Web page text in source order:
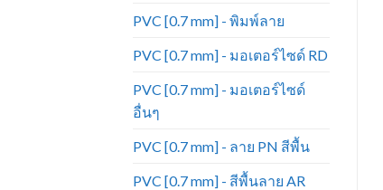
PVC [0.7 mm] - พิมพ์ลาย
PVC [0.7 mm] - มอเตอร์ไซด์ RD
PVC [0.7 mm] - มอเตอร์ไซด์
อื่นๆ
PVC [0.7 mm] - ลาย PN สีพื้น
PVC [0.7 mm] - สีพื้นลาย AR
PVC [0.6 MM] - สีพื้นลาย PD
เฟอร์นิเจอร์ ขายดีมาก หนัง
0.6 มิล หน้ากว้าง 54 นิ้ว มีสีหลาก
+
PVC [0.6 MM] - สีพื้นลาย PD
หนังเทียมPVC งาน
฿55.00
0.6 มิล หน้ากว้าง 54 นิ้ว มีสีหลาก